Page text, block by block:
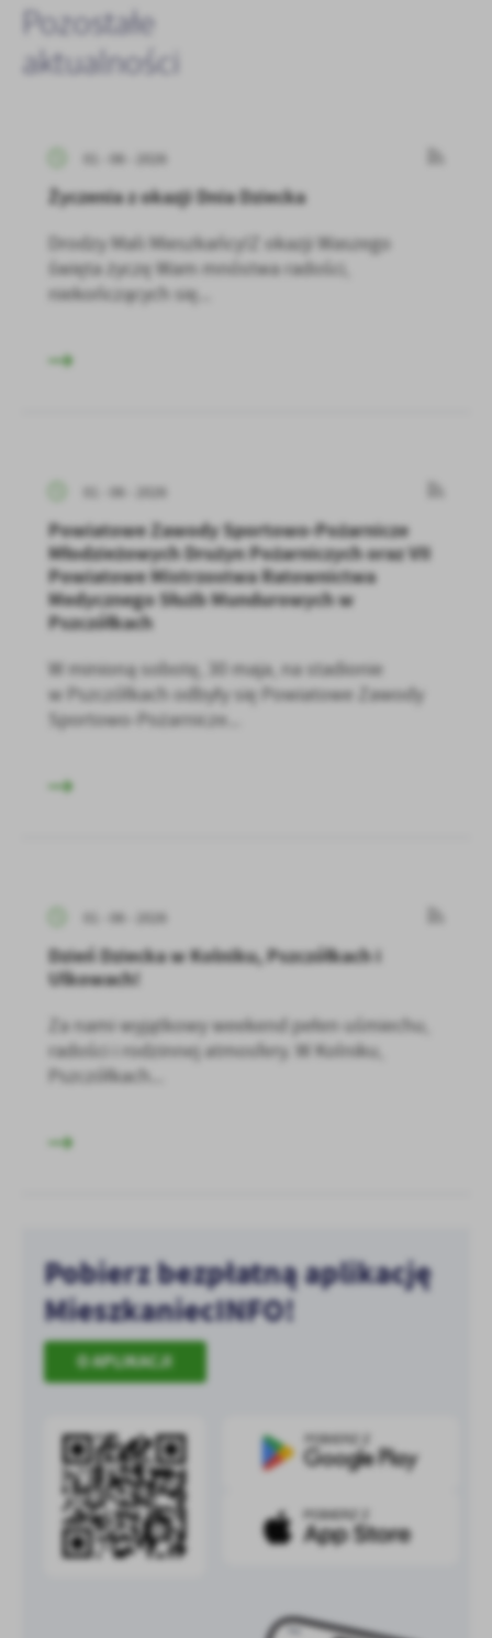
Pozostałe
aktualności
01 - 06 - 2026
Życzenia z okazji Dnia Dziecka
Drodzy Mali Mieszkańcy!Z okazji Waszego
święta życzę Wam mnóstwa radości,
niekończących się...
01 - 06 - 2026
Powiatowe Zawody Sportowo-Pożarnicze
Młodzieżowych Drużyn Pożarniczych oraz VII
Powiatowe Mistrzostwa Ratownictwa
Medycznego Służb Mundurowych w
Pszczółkach
W minioną sobotę, 30 maja, na stadionie
w Pszczółkach odbyły się Powiatowe Zawody
Sportowo-Pożarnicze...
01 - 06 - 2026
Dzień Dziecka w Kolniku, Pszczółkach i
Ulkowach!
Za nami wyjątkowy weekend pełen uśmiechu,
radości i rodzinnej atmosfery. W Kolniku,
Pszczółkach...
Pobierz bezpłatną aplikację
MieszkaniecINFO!
O APLIKACJI